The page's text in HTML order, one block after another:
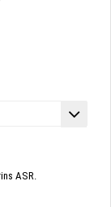
ASR.